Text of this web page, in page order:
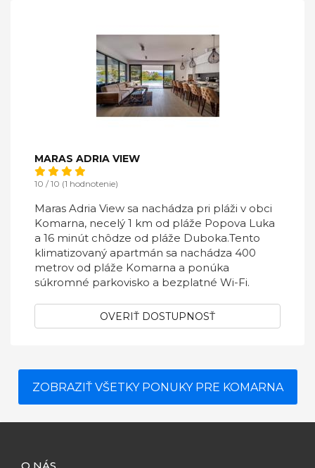
MARAS ADRIA VIEW
10 / 10 (1 hodnotenie)
Maras Adria View sa nachádza pri pláži v obci
Komarna, necelý 1 km od pláže Popova Luka
a 16 minút chôdze od pláže Duboka.Tento
klimatizovaný apartmán sa nachádza 400
metrov od pláže Komarna a ponúka
súkromné ​​parkovisko a bezplatné Wi-Fi.
OVERIŤ DOSTUPNOSŤ
ZOBRAZIŤ VŠETKY PONUKY PRE KOMARNA